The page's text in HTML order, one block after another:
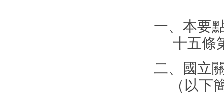
一、本要
十五條
二、國立
（以